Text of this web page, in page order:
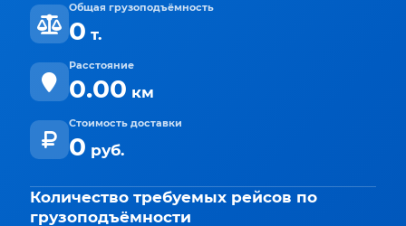
Общая грузоподъёмность
0 т.
Расстояние
0.00 км
Стоимость доставки
0 руб.
Количество требуемых рейсов по
грузоподъёмности